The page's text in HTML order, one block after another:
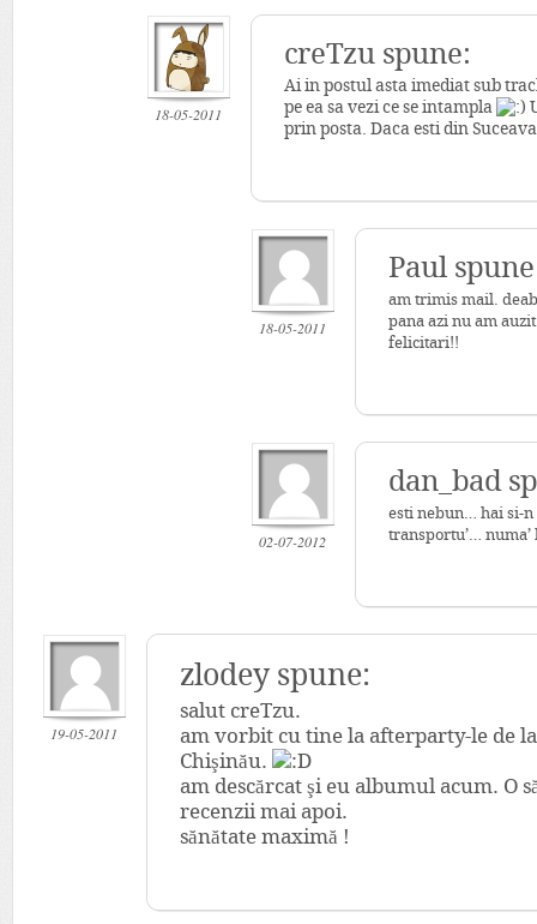
18-05-2011
creTzu spune:
Ai in postul asta imediat sub
pe ea sa vezi ce se intampla
prin posta. Daca esti din
18-05-2011
Paul
am trimis mail.
pana azi nu am
felicitari!!
02-07-2012
dan_bad
esti nebun… hai si-n
transportu’… numa’
19-05-2011
zlodey spune:
salut creTzu.
am vorbit cu tine la afterparty-le de
Chişinău.
am descărcat şi eu albumul acum. O
recenzii mai apoi.
sănătate maximă !